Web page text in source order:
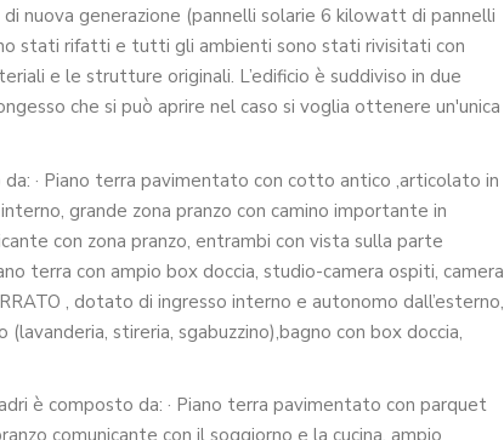
nuova generazione (pannelli solarie 6 kilowatt di pannelli
stati rifatti e tutti gli ambienti sono stati rivisitati con
e le strutture originali. L’edificio è suddiviso in due
che si può aprire nel caso si voglia ottenere un'unica
· Piano terra pavimentato con cotto antico ,articolato in
grande zona pranzo con camino importante in
con zona pranzo, entrambi con vista sulla parte
terra con ampio box doccia, studio-camera ospiti, camera
, dotato di ingresso interno e autonomo dall’esterno,
stireria, sgabuzzino),bagno con box doccia,
è composto da: · Piano terra pavimentato con parquet